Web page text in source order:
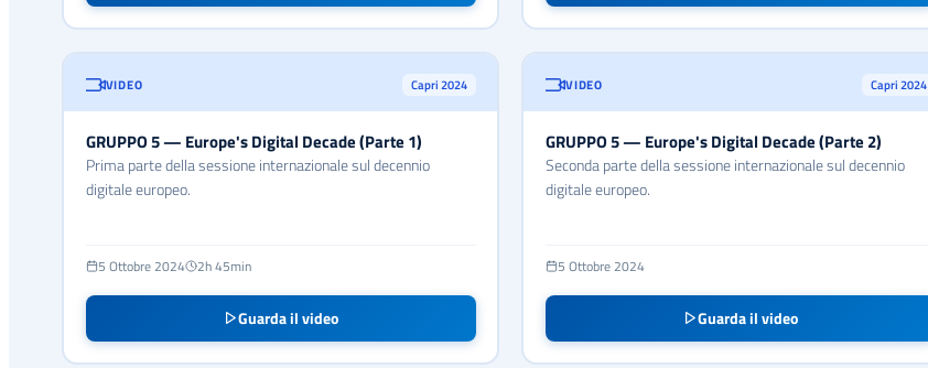
VIDEO Capri 2024
GRUPPO 5 — Europe's Digital Decade (Parte 1)
Prima parte della sessione internazionale sul decennio
digitale europeo.
5 Ottobre 2024 2h 45min
Guarda il video
VIDEO Capri 2024
GRUPPO 5 — Europe's Digital Decade (Parte 2)
Seconda parte della sessione internazionale sul decennio
digitale europeo.
5 Ottobre 2024
Guarda il video